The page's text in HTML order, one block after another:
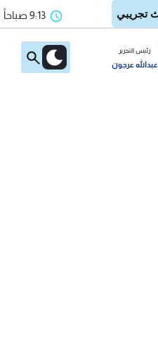
9:13 صباحاً
رئيس التحرير
عبدالله عرجون